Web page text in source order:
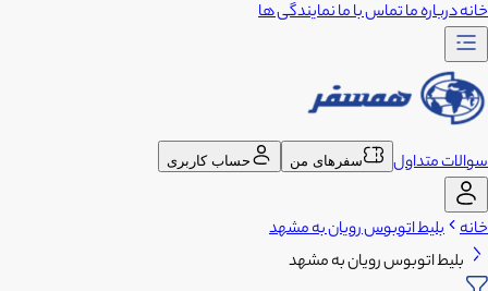
خانهدرباره ماتماس با مانمایندگی ها
سوالات متداول سفرهای من حساب کاربری
خانه بلیط اتوبوس رویان به مشهد
بلیط اتوبوس رویان به مشهد